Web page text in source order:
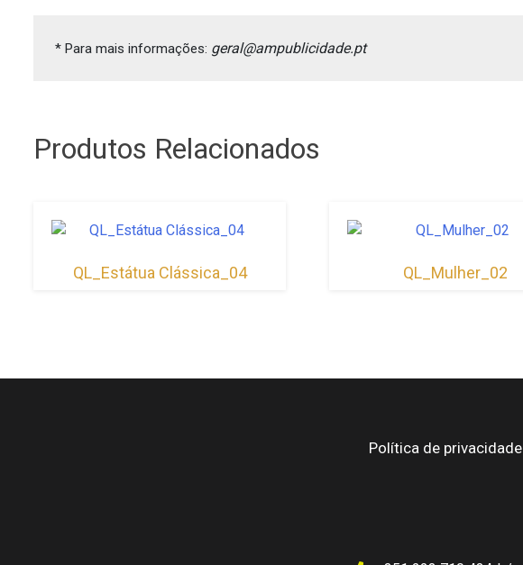
* Para mais informações: geral@ampublicidade.pt
Produtos Relacionados
QL_Estátua Clássica_04 QL_Mulher_02
Política de privacidade